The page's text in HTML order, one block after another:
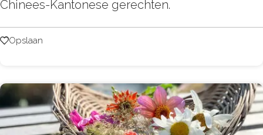
c
e
h
n
s
-
K
Chinees-Kantonese gerechten.
Opslaan
Opslaan